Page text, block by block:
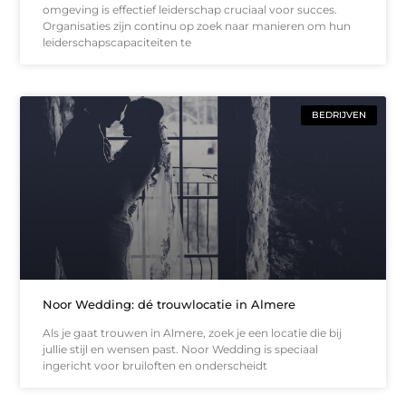
omgeving is effectief leiderschap cruciaal voor succes.
Organisaties zijn continu op zoek naar manieren om hun
leiderschapscapaciteiten te
BEDRIJVEN
Noor Wedding: dé trouwlocatie in Almere
Als je gaat trouwen in Almere, zoek je een locatie die bij
jullie stijl en wensen past. Noor Wedding is speciaal
ingericht voor bruiloften en onderscheidt